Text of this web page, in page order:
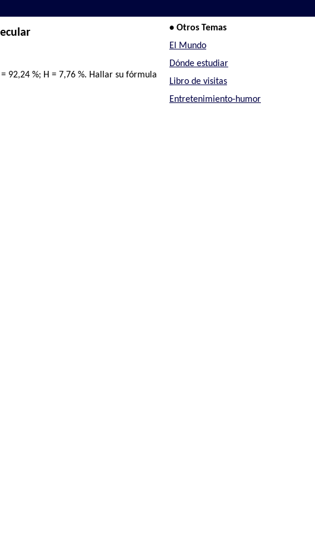
92,24 %; H = 7,76 %. Hallar su fórmula
• Otros Temas
El Mundo
Dónde estudiar
Libro de visitas
Entretenimiento-humor